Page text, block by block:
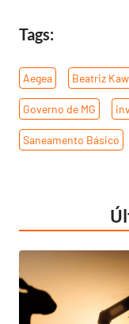
Tags:
Aegea Beatriz
Governo de MG
Saneamento Básico